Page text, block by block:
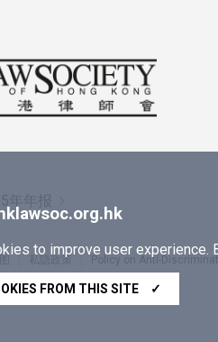
to improve user
FROM THIS SITE ✓
年年报
私隐政策
Policy on Anti-
律师会版权所有，不得转载